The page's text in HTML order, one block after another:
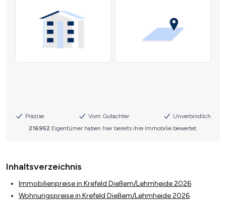
Inhaltsverzeichnis
Immobilienpreise in Krefeld Dießem/Lehmheide 2026
Wohnungspreise in Krefeld Dießem/Lehmheide 2026